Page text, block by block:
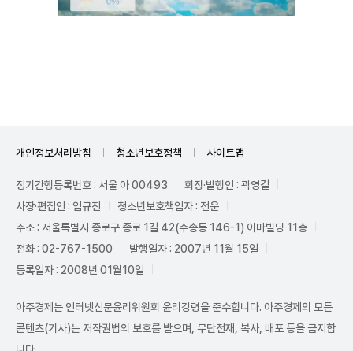
개인정보처리방침 청소년보호정책 사이트맵
정기간행등록번호 : 서울 아 00493
회장·발행인 : 곽영길
사장·편집인 : 임규진
청소년보호책임자 : 전운
주소 : 서울특별시 종로구 종로 1길 42(수송동 146-1) 이마빌딩 11층
전화 : 02-767-1500
발행일자 : 2007년 11월 15일
등록일자 : 2008년 01월10일
아주경제는 인터넷신문윤리위원회 윤리강령을 준수합니다. 아주경제의 모든
콘텐츠(기사)는 저작권법의 보호를 받으며, 무단전재, 복사, 배포 등을 금지합